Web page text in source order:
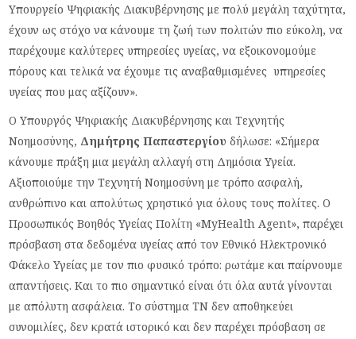
Υπουργείο Ψηφιακής Διακυβέρνησης με πολύ μεγάλη ταχύτητα,
έχουν ως στόχο να κάνουμε τη ζωή των πολιτών πιο εύκολη, να
παρέχουμε καλύτερες υπηρεσίες υγείας, να εξοικονομούμε
πόρους και τελικά να έχουμε τις αναβαθμισμένες υπηρεσίες
υγείας που μας αξίζουν».
Ο Υπουργός Ψηφιακής Διακυβέρνησης και Τεχνητής
Νοημοσύνης, Δημήτρης Παπαστεργίου δήλωσε: «Σήμερα
κάνουμε πράξη μια μεγάλη αλλαγή στη Δημόσια Υγεία.
Αξιοποιούμε την Τεχνητή Νοημοσύνη με τρόπο ασφαλή,
ανθρώπινο και απολύτως χρηστικό για όλους τους πολίτες. Ο
Προσωπικός Βοηθός Υγείας Πολίτη «MyHealth Agent», παρέχει
πρόσβαση στα δεδομένα υγείας από τον Εθνικό Ηλεκτρονικό
Φάκελο Υγείας με τον πιο φυσικό τρόπο: ρωτάμε και παίρνουμε
απαντήσεις. Και το πιο σημαντικό είναι ότι όλα αυτά γίνονται
με απόλυτη ασφάλεια. Το σύστημα ΤΝ δεν αποθηκεύει
συνομιλίες, δεν κρατά ιστορικό και δεν παρέχει πρόσβαση σε